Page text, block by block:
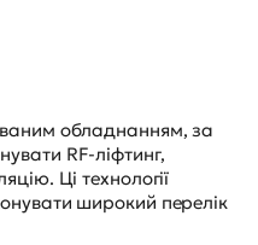
обладнанням, за
RF-ліфтинг,
Ці технології
широкий перелік